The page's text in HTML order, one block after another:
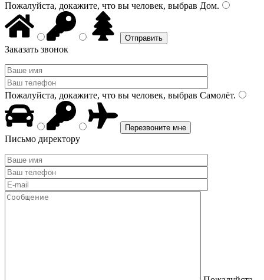
Пожалуйста, докажите, что вы человек, выбрав Дом.
Заказать звонок
Пожалуйста, докажите, что вы человек, выбрав Самолёт.
Письмо директору